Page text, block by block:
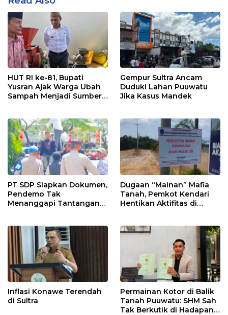
HUT RI ke-81, Bupati
Yusran Ajak Warga Ubah
Sampah Menjadi Sumber
Gempur Sultra Ancam
Duduki Lahan Puuwatu
Jika Kasus Mandek
PT SDP Siapkan Dokumen,
Pendemo Tak
Menanggapi Tantangan
Dugaan “Mainan” Mafia
Tanah, Pemkot Kendari
Hentikan Aktifitas di
Inflasi Konawe Terendah
di Sultra
Permainan Kotor di Balik
Tanah Puuwatu: SHM Sah
Tak Berkutik di Hadapan